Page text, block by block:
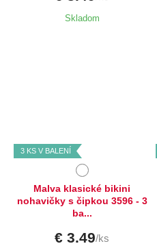
Skladom
3 KS V BALENÍ
Malva klasické bikini
nohavičky s čipkou 3596 - 3
ba...
€ 3.49/ks